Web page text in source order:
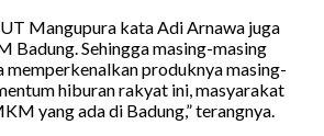
Mangupura kata Adi Arnawa juga
Badung. Sehingga masing-masing
produknya masing-
hiburan rakyat ini, masyarakat
yang ada di Badung,” terangnya.